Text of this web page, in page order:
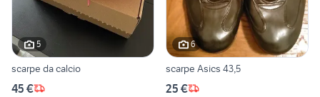
5
scarpe da calcio
45 €
6
scarpe Asics 43,5
25 €